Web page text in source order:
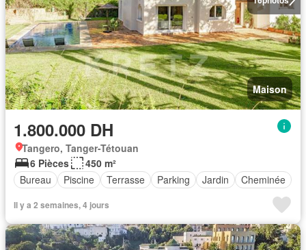
Maison
1.800.000 DH
Tangero, Tanger-Tétouan
6 Pièces
450 m²
Bureau
Piscine Terrasse Parking Jardin Cheminée
Il y a 2 semaines, 4 jours